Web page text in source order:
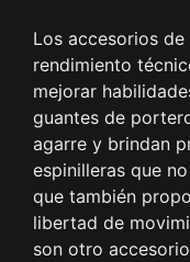
Los accesorios
rendimiento
mejorar
guantes de
agarre y brindan
espinilleras que
que también
libertad de
son otro